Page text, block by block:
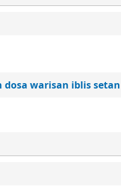
warisan iblis setan